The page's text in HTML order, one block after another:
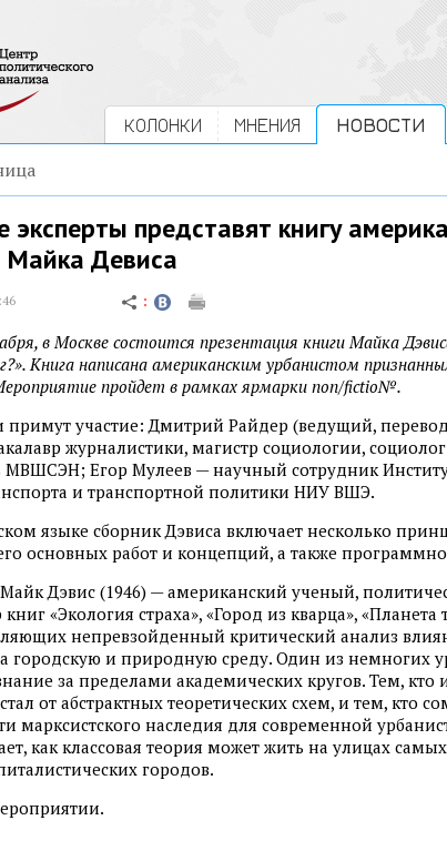
КОЛОНКИ МНЕНИЯ НОВОСТИ
эксперты представят книгу
Майка Девиса
в Москве состоится презентация книги Майка
Книга написана американским урбанистом
пройдет в рамках ярмарки non/fictio№.
примут участие: Дмитрий Райдер (ведущий,
журналистики, магистр социологии,
МВШСЭН; Егор Мулеев — научный сотрудник
и транспортной политики НИУ ВШЭ.
языке сборник Дэвиса включает несколько
основных работ и концепций, а также
Дэвис (1946) — американский ученый,
книг «Экология страха», «Город из кварца», «Планета
непревзойденный критический анализ
городскую и природную среду. Один из немногих
за пределами академических кругов. Тем, кто
от абстрактных теоретических схем, и тем, кто
марксистского наследия для современной
как классовая теория может жить на улицах самых
городов.